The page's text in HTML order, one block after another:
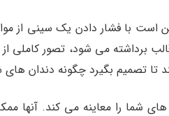
با فشار دادن یک سینی از
برداشته می شود، تصور کاملی
تصمیم بگیرد چگونه دندان های
را معاینه می کند. آنها